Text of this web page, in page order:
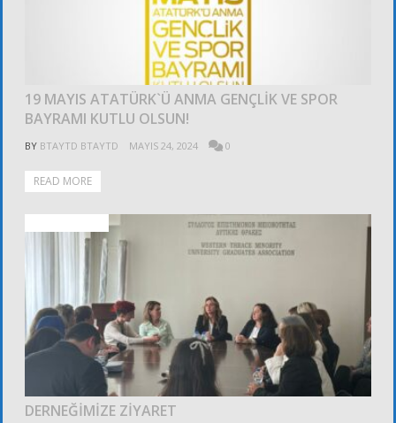
19 MAYIS ATATÜRK`Ü ANMA GENÇLİK VE SPOR
BAYRAMI KUTLU OLSUN!
BY BTAYTD BTAYTD MAYIS 24, 2024 0
READ MORE
DERNEĞİMİZE ZİYARET